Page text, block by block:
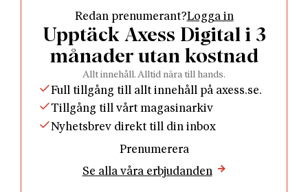
				Läs som PDF
Redan prenumerant?Logga in
Upptäck Axess Digital i 3
månader utan kostnad
Allt innehåll. Alltid nära till hands.
Full tillgång till allt innehåll på axess.se.
Tillgång till vårt magasinarkiv
Nyhetsbrev direkt till din inbox
Prenumerera
Se alla våra erbjudanden